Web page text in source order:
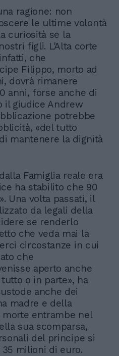
ragione: non
le ultime volontà
curiosità se la
figli. L'Alta corte
che
Filippo, morto ad
dovrà rimanere
anni, forse anche di
il giudice Andrew
potrebbe
«del tutto
mantenere la dignità
Famiglia reale era
ha stabilito che 90
Una volta passati, il
da legali della
se renderlo
che veda mai la
circostanze in cui
che
aperto anche
o in parte», ha
anche dei
madre e della
morte entrambe nel
sua scomparsa,
del principe si
milioni di euro.